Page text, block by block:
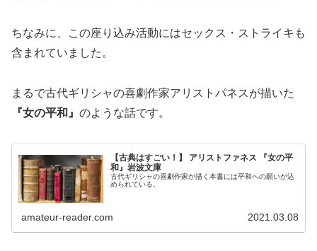
ちなみに、この座り込み活動にはセックス・ストライキも
含まれていました。
まるで古代ギリシャの喜劇作家アリストパネスが描いた
『女の平和』 のような話です。
【古典はすごい！】 アリストファネス 『女の平
和』岩波文庫
古代ギリシャの喜劇作家が描く本書には平和への願いが込
められている。
amateur-reader.com 2021.03.08